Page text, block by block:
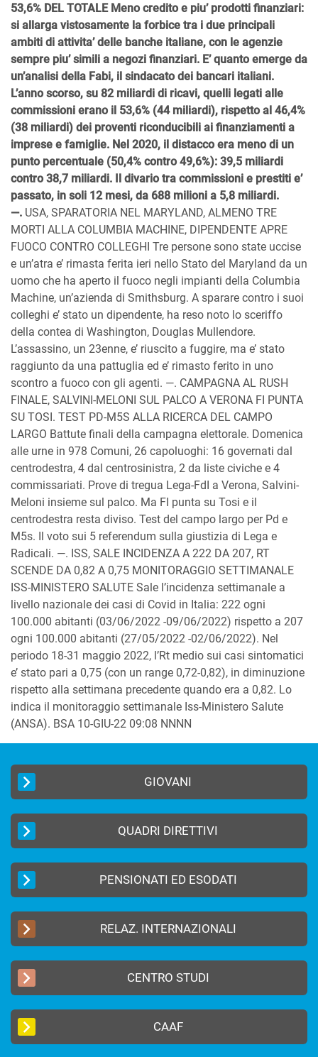
53,6% DEL TOTALE Meno credito e piu’ prodotti finanziari:
si allarga vistosamente la forbice tra i due principali
ambiti di attivita’ delle banche italiane, con le agenzie
sempre piu’ simili a negozi finanziari. E’ quanto emerge da
un’analisi della Fabi, il sindacato dei bancari italiani.
L’anno scorso, su 82 miliardi di ricavi, quelli legati alle
commissioni erano il 53,6% (44 miliardi), rispetto al 46,4%
(38 miliardi) dei proventi riconducibili ai finanziamenti a
imprese e famiglie. Nel 2020, il distacco era meno di un
punto percentuale (50,4% contro 49,6%): 39,5 miliardi
contro 38,7 miliardi. Il divario tra commissioni e prestiti e’
passato, in soli 12 mesi, da 688 milioni a 5,8 miliardi.
—. USA, SPARATORIA NEL MARYLAND, ALMENO TRE
MORTI ALLA COLUMBIA MACHINE, DIPENDENTE APRE
FUOCO CONTRO COLLEGHI Tre persone sono state uccise
e un’atra e’ rimasta ferita ieri nello Stato del Maryland da un
uomo che ha aperto il fuoco negli impianti della Columbia
Machine, un’azienda di Smithsburg. A sparare contro i suoi
colleghi e’ stato un dipendente, ha reso noto lo sceriffo
della contea di Washington, Douglas Mullendore.
L’assassino, un 23enne, e’ riuscito a fuggire, ma e’ stato
raggiunto da una pattuglia ed e’ rimasto ferito in uno
scontro a fuoco con gli agenti. —. CAMPAGNA AL RUSH
FINALE, SALVINI-MELONI SUL PALCO A VERONA FI PUNTA
SU TOSI. TEST PD-M5S ALLA RICERCA DEL CAMPO
LARGO Battute finali della campagna elettorale. Domenica
alle urne in 978 Comuni, 26 capoluoghi: 16 governati dal
centrodestra, 4 dal centrosinistra, 2 da liste civiche e 4
commissariati. Prove di tregua Lega-FdI a Verona, Salvini-
Meloni insieme sul palco. Ma FI punta su Tosi e il
centrodestra resta diviso. Test del campo largo per Pd e
M5s. Il voto sui 5 referendum sulla giustizia di Lega e
Radicali. —. ISS, SALE INCIDENZA A 222 DA 207, RT
SCENDE DA 0,82 A 0,75 MONITORAGGIO SETTIMANALE
ISS-MINISTERO SALUTE Sale l’incidenza settimanale a
livello nazionale dei casi di Covid in Italia: 222 ogni
100.000 abitanti (03/06/2022 -09/06/2022) rispetto a 207
ogni 100.000 abitanti (27/05/2022 -02/06/2022). Nel
periodo 18-31 maggio 2022, l’Rt medio sui casi sintomatici
e’ stato pari a 0,75 (con un range 0,72-0,82), in diminuzione
rispetto alla settimana precedente quando era a 0,82. Lo
indica il monitoraggio settimanale Iss-Ministero Salute
(ANSA). BSA 10-GIU-22 09:08 NNNN
GIOVANI
QUADRI DIRETTIVI
PENSIONATI ED ESODATI
RELAZ. INTERNAZIONALI
CENTRO STUDI
CAAF